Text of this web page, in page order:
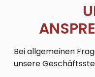
Bei allgemeinen
unsere